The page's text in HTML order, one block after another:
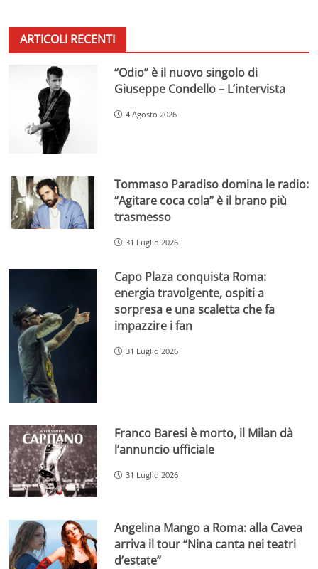
ARTICOLI RECENTI
“Odio” è il nuovo singolo di
Giuseppe Condello – L’intervista
4 Agosto 2026
Tommaso Paradiso domina le radio:
“Agitare coca cola” è il brano più
trasmesso
31 Luglio 2026
Capo Plaza conquista Roma:
energia travolgente, ospiti a
sorpresa e una scaletta che fa
impazzire i fan
31 Luglio 2026
Franco Baresi è morto, il Milan dà
l’annuncio ufficiale
31 Luglio 2026
Angelina Mango a Roma: alla Cavea
arriva il tour “Nina canta nei teatri
d’estate”